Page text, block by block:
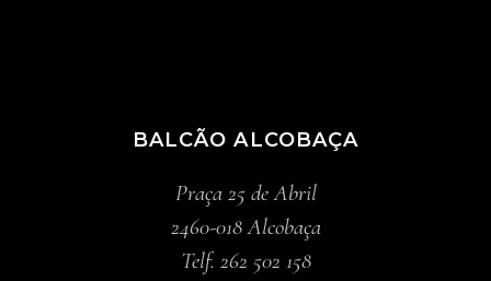
BALCÃO ALCOBAÇA
Praça 25 de Abril
2460-018 Alcobaça
Telf. 262 502 158